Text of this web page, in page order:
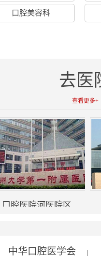
口腔美容科
去医
查看更多+
口腔医院河医院区
中华口腔医学会